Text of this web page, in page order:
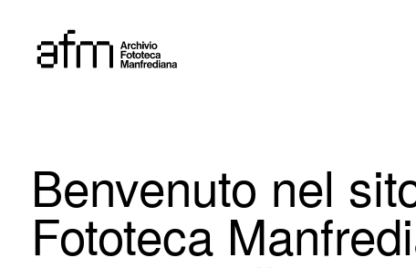
content
Benvenuto nel
Fototeca